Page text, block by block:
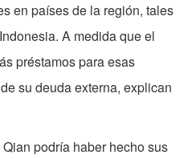
en países de la región, tales
A medida que el
préstamos para esas
su deuda externa, explican
podría haber hecho sus